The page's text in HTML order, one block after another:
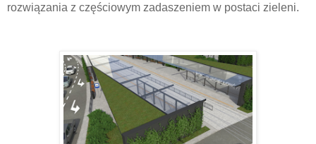
rozwiązania z częściowym zadaszeniem w postaci zieleni.